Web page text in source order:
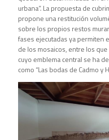
urbana”. La propuesta de
propone una restitución
sobre los propios restos
fases ejecutadas ya permiten
de los mosaicos, entre los
cuyo emblema central se ha
como “Las bodas de Cadmo y